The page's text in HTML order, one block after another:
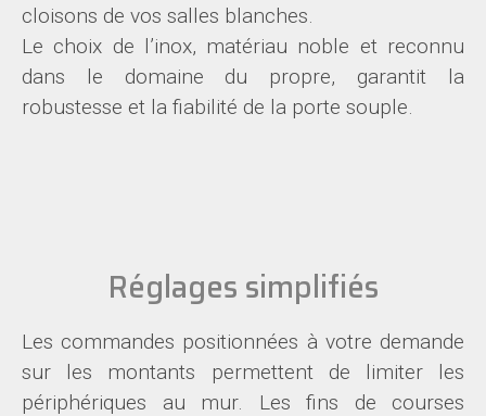
cloisons de vos salles blanches.
Le choix de l’inox, matériau noble et reconnu
dans le domaine du propre, garantit la
robustesse et la fiabilité de la porte souple.
Réglages simplifiés
Les commandes positionnées à votre demande
sur les montants permettent de limiter les
périphériques au mur. Les fins de courses